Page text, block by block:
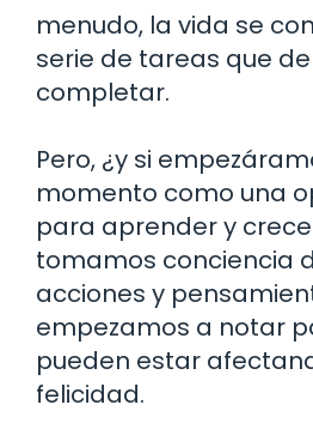
menudo, la vida se
serie de tareas que
completar.
Pero, ¿y si
momento como una
para aprender y
tomamos conciencia
acciones y
empezamos a notar
pueden estar
felicidad.